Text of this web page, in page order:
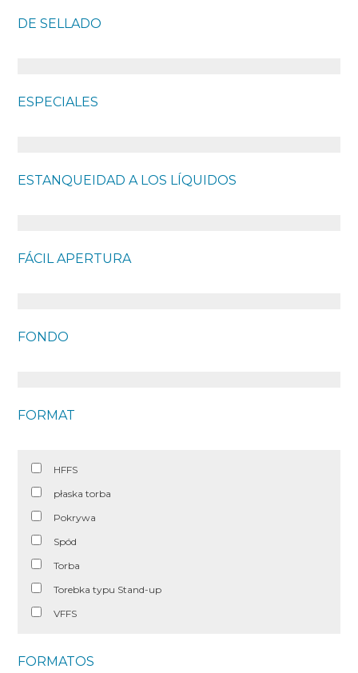
DE SELLADO
ESPECIALES
ESTANQUEIDAD A LOS LÍQUIDOS
FÁCIL APERTURA
FONDO
FORMAT
HFFS
płaska torba
Pokrywa
Spód
Torba
Torebka typu Stand-up
VFFS
FORMATOS